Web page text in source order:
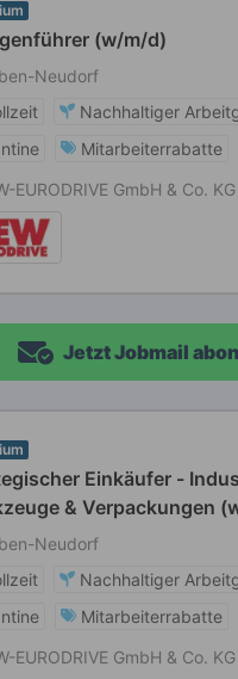
(w/m/d)
Neudorf
Nachhaltiger
Mitarbeiterrabatte
EURODRIVE GmbH & Co. KG
Jetzt Jobmail
Einkäufer -
& Verpackungen
Neudorf
Nachhaltiger
Mitarbeiterrabatte
EURODRIVE GmbH & Co. KG